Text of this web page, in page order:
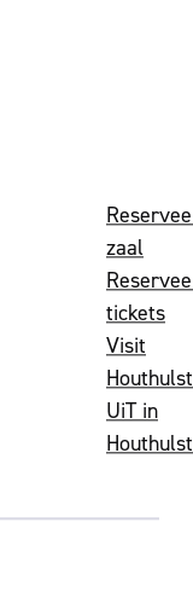
zaal
tickets
Visit
Houthulst
UiT in
Houthulst